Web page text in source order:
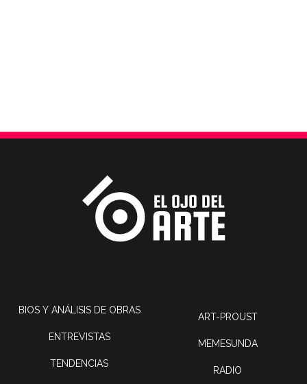
BIOS Y ANÁLISIS DE OBRAS
ENTREVISTAS
TENDENCIAS
ART-PROUST
MEMESUNDA
RADIO